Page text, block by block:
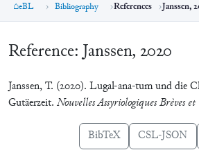
eBL Bibliography References Janssen,
Reference:Janssen, 2020
Janssen, T. (2020). Lugal-ana-tum und die
Gutäerzeit. Nouvelles Assyriologiques Brèves
BibTeX CSL-JSON